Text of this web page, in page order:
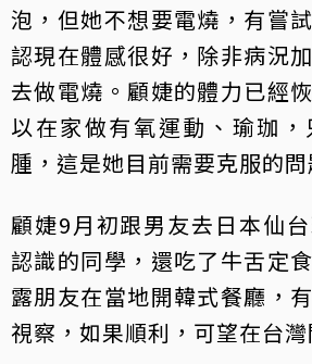
泡，但她不想要電燒，有嘗
認現在體感很好，除非病況
去做電燒。顧婕的體力已經
以在家做有氧運動、瑜珈
腫，這是她目前需要克服的問
顧婕9月初跟男友去日本仙
認識的同學，還吃了牛舌定
露朋友在當地開韓式餐廳，
視察，如果順利，可望在台灣